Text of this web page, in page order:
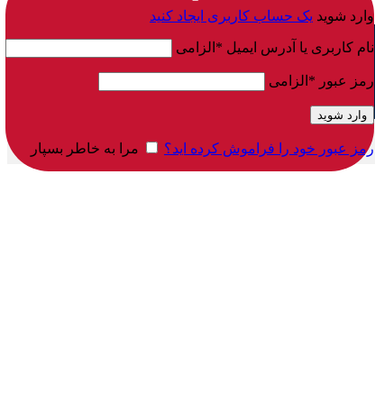
وارد شوید یک حساب کاربری ایجاد کنید
نام کاربری یا آدرس ایمیل * الزامی
رمز عبور * الزامی
وارد شوید
رمز عبور خود را فراموش کرده اید؟ مرا به خاطر بسپار